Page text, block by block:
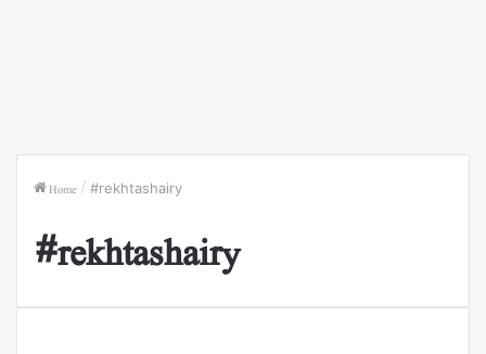
Home / #rekhtashairy
#rekhtashairy